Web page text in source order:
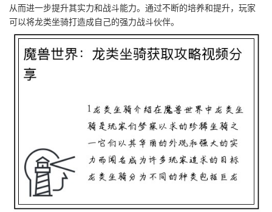
从而进一步提升其实力和战斗能力。通过不断的培养和提升，玩家
可以将龙类坐骑打造成自己的强力战斗伙伴。